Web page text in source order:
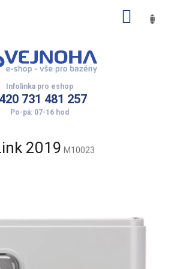
731 481 257
2019 M10023